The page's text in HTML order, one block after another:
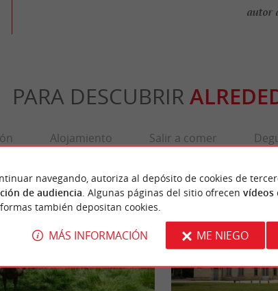
autor
PARA DESCUBRIR
Alojamiento Salir a comer
navegando, autoriza al depósito de cookies de
de audiencia . Algunas páginas del sitio ofrecen vídeos
también depositan cookies.
MÁS INFORMACIÓN ME NIEGO